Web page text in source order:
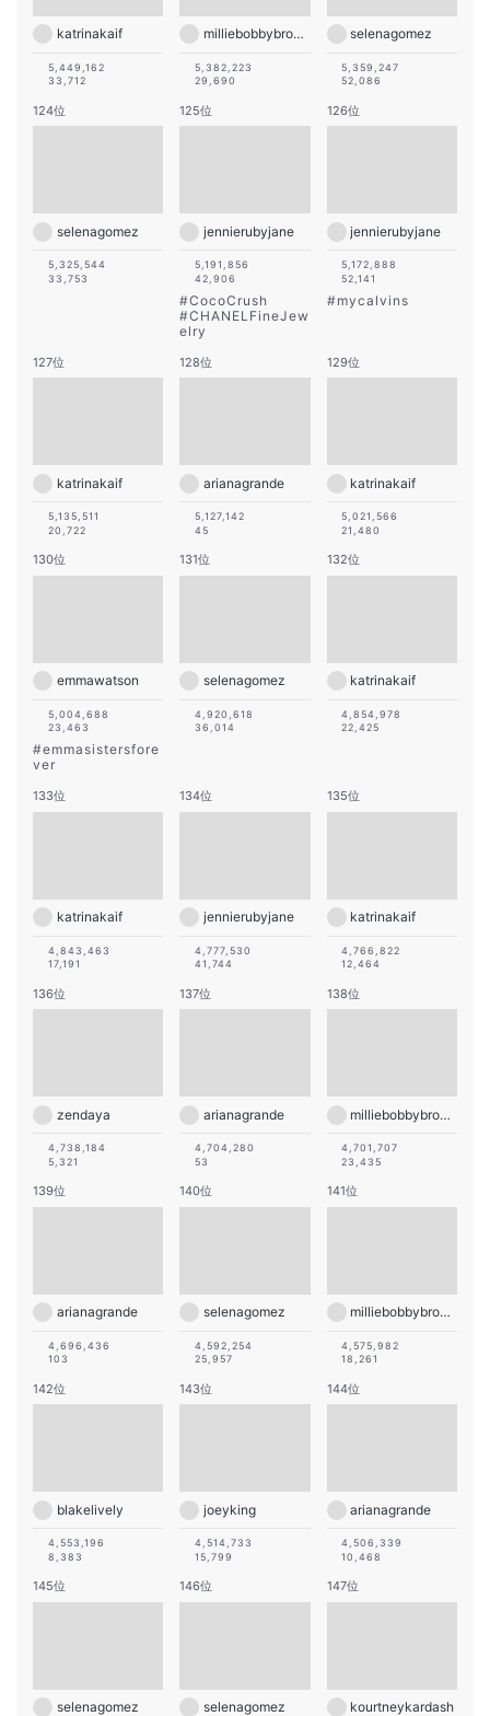
katrinakaif
5,449,162
33,712
milliebobbybrown
5,382,223
29,690
selenagomez
5,359,247
52,086
124位
selenagomez
5,325,544
33,753
125位
jennierubyjane
5,191,856
42,906
#CocoCrush
#CHANELFineJew
elry
126位
jennierubyjane
5,172,888
52,141
#mycalvins
127位
katrinakaif
5,135,511
20,722
128位
arianagrande
5,127,142
45
129位
katrinakaif
5,021,566
21,480
130位
emmawatson
5,004,688
23,463
#emmasistersfore
ver
131位
selenagomez
4,920,618
36,014
132位
katrinakaif
4,854,978
22,425
133位
katrinakaif
4,843,463
17,191
134位
jennierubyjane
4,777,530
41,744
135位
katrinakaif
4,766,822
12,464
136位
zendaya
4,738,184
5,321
137位
arianagrande
4,704,280
53
138位
milliebobbybrown
4,701,707
23,435
139位
arianagrande
4,696,436
103
140位
selenagomez
4,592,254
25,957
141位
milliebobbybrown
4,575,982
18,261
142位
blakelively
4,553,196
8,383
143位
joeyking
4,514,733
15,799
144位
arianagrande
4,506,339
10,468
145位
selenagomez
146位
selenagomez
147位
kourtneykardash